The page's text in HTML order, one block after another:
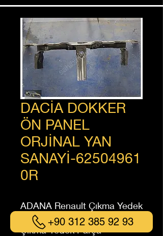
DACİA DOKKER
ÖN PANEL
ORJİNAL YAN
SANAYİ-62504961
0R
ADANA Renault Çıkma Yedek
Parça ADIYAMAN Renault
Çıkma Yedek Parça
+90 312 385 92 93